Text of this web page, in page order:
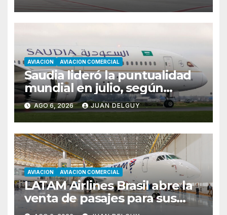
AVIACION AVIACION COMERCIAL
Saudia lideró la puntualidad
mundial en julio, según
Cirium
AGO 6, 2026 JUAN DELGUY
AVIACION AVIACION COMERCIAL
LATAM Airlines Brasil abre la
venta de pasajes para sus
nuevos Embraer E195-E2 y